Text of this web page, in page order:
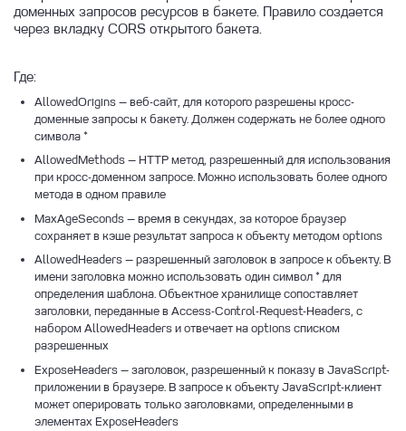
Установка client-keystone-auth
Kubernetes
Базовые конфигурации
Расширение pgpartman для PostgreSQL
Node Exporter
Zabbix агент
Масштабирование функций сервиса
PostgreSQL: переключение мастера
PostgreSQL: disk performance
Подключение к инстансу Базы данных по
SSH
Запуск инстанса с Redis
Запуск кластеров СУБД
Сетевые особенности инстансов БД
Изменение параметров
Подключение
Миграция из локальных баз данных
Архитектура DBaaS
Типы конфигураций
Параметры баз данных
Postgres Pro
Маршрутизаторы
Quickstart guide terraform provider Linx
Cloud
Конфигурация VIP при помощи Keepalived
на ВМ в облаке Linx Cloud
доменных запросов ресурсов в бакете. Правило создается
через вкладку CORS открытого бакета.
Где:
AllowedOrigins — веб-сайт, для которого разрешены кросс-
доменные запросы к бакету. Должен содержать не более одного
символа *
AllowedMethods — HTTP метод, разрешенный для использования
при кросс-доменном запросе. Можно использовать более одного
метода в одном правиле
MaxAgeSeconds — время в секундах, за которое браузер
сохраняет в кэше результат запроса к объекту методом options
AllowedHeaders — разрешенный заголовок в запросе к объекту. В
имени заголовка можно использовать один символ * для
определения шаблона. Объектное хранилище сопоставляет
заголовки, переданные в Access-Control-Request-Headers, с
набором AllowedHeaders и отвечает на options списком
разрешенных
ExposeHeaders — заголовок, разрешенный к показу в JavaScript-
приложении в браузере. В запросе к объекту JavaScript-клиент
может оперировать только заголовками, определенными в
элементах ExposeHeaders